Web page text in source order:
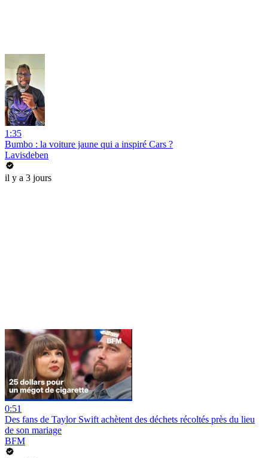
1:35
Bumbo : la voiture jaune qui a inspiré Cars ?
Lavisdeben
il y a 3 jours
0:51
Des fans de Taylor Swift achètent des déchets récoltés près du lieu
de son mariage
BFM